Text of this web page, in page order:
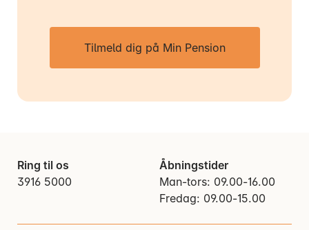
Tilmeld dig på Min Pension
Ring til os
3916 5000
Åbningstider
Man-tors: 09.00-16.00
Fredag: 09.00-15.00